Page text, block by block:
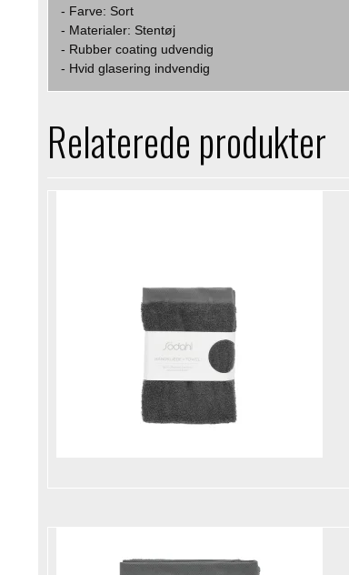
- Farve: Sort
- Materialer: Stentøj
- Rubber coating udvendig
- Hvid glasering indvendig
Relaterede produkter